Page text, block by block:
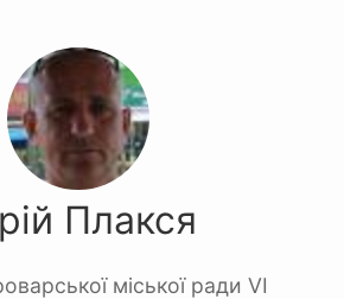
Плакся
міської ради VI